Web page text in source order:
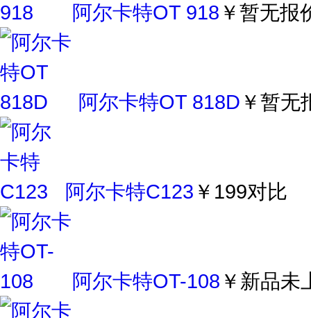
阿尔卡特OT 918 ￥暂无报
阿尔卡特OT 818D ￥暂无
阿尔卡特C123 ￥199对比
阿尔卡特OT-108 ￥新品未